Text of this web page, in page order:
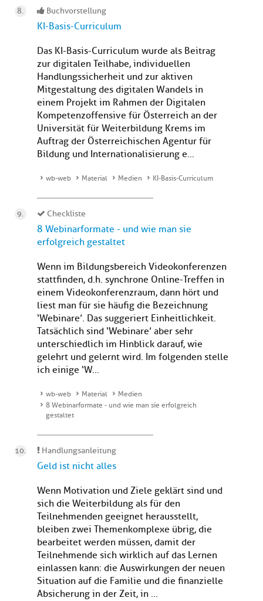
Buchvorstellung
KI-Basis-Curriculum
Das KI-Basis-Curriculum wurde als Beitrag
zur digitalen Teilhabe, individuellen
Handlungssicherheit und zur aktiven
Mitgestaltung des digitalen Wandels in
einem Projekt im Rahmen der Digitalen
Kompetenzoffensive für Österreich an der
Universität für Weiterbildung Krems im
Auftrag der Österreichischen Agentur für
Bildung und Internationalisierung e...
wb-web Material Medien KI-Basis-Curriculum
Checkliste
8 Webinarformate - und wie man sie
erfolgreich gestaltet
Wenn im Bildungsbereich Videokonferenzen
stattfinden, d.h. synchrone Online-Treffen in
einem Videokonferenzraum, dann hört und
liest man für sie häufig die Bezeichnung
‘Webinare’. Das suggeriert Einheitlichkeit.
Tatsächlich sind ‘Webinare’ aber sehr
unterschiedlich im Hinblick darauf, wie
gelehrt und gelernt wird. Im folgenden stelle
ich einige ‘W...
wb-web Material
Medien
8 Webinarformate - und wie man sie erfolgreich
gestaltet
Handlungsanleitung
Geld ist nicht alles
Wenn Motivation und Ziele geklärt sind und
sich die Weiterbildung als für den
Teilnehmenden geeignet herausstellt,
bleiben zwei Themenkomplexe übrig, die
bearbeitet werden müssen, damit der
Teilnehmende sich wirklich auf das Lernen
einlassen kann: die Auswirkungen der neuen
Situation auf die Familie und die finanzielle
Absicherung in der Zeit, in ...